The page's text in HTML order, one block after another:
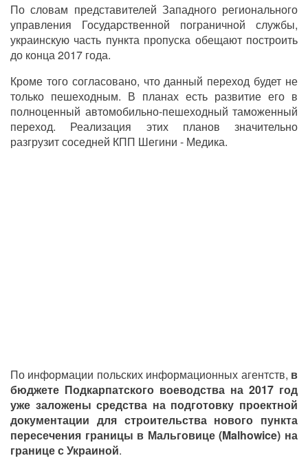
По словам представителей Западного регионального
управления Государственной пограничной службы,
украинскую часть пункта пропуска обещают построить
до конца 2017 года.
Кроме того согласовано, что данный переход будет не
только пешеходным. В планах есть развитие его в
полноценный автомобильно-пешеходный таможенный
переход. Реализация этих планов значительно
разгрузит соседней КПП Шегини - Медика.
По информации польских информационных агентств, в
бюджете Подкарпатского воеводства на 2017 год
уже заложены средства на подготовку проектной
документации для строительства нового пункта
пересечения границы в Мальговице (Malhowice) на
границе с Украиной.